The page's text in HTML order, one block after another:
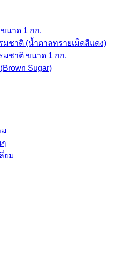
นาด 1 กก.
มชาติ (น้ำตาลทรายเม็ดสีแดง)
มชาติ ขนาด 1 กก.
Sugar)
ยม